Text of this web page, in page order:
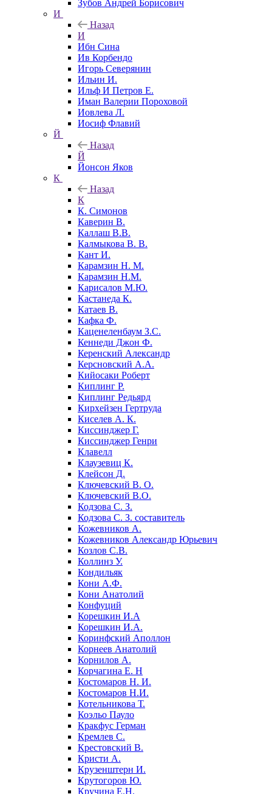
Зубов Андрей Борисович
И
Назад
И
Ибн Сина
Ив Корбендо
Игорь Северянин
Ильин И.
Ильф И Петров Е.
Иман Валерии Пороховой
Иовлева Л.
Иосиф Флавий
Й
Назад
Й
Йонсон Яков
К
Назад
К
К. Симонов
Каверин В.
Каллаш В.В.
Калмыкова В. В.
Кант И.
Карамзин Н. М.
Карамзин Н.М.
Карисалов М.Ю.
Кастанеда К.
Катаев В.
Кафка Ф.
Каценеленбаум З.С.
Кеннеди Джон Ф.
Керенский Александр
Керсновский А.А.
Кийосаки Роберт
Киплинг Р.
Киплинг Редьярд
Кирхейзен Гертруда
Киселев А. К.
Киссинджер Г.
Киссинджер Генри
Клавелл
Клаузевиц К.
Клейсон Д.
Ключевский В. О.
Ключевский В.О.
Кодзова С. З.
Кодзова С. З. составитель
Кожевников А.
Кожевников Александр Юрьевич
Козлов С.В.
Коллинз У.
Кондильяк
Кони А.Ф.
Кони Анатолий
Конфуций
Корешкин И.А
Корешкин И.А.
Коринфский Аполлон
Корнеев Анатолий
Корнилов А.
Корчагина Е. Н
Костомаров Н. И.
Костомаров Н.И.
Котельникова Т.
Коэльо Пауло
Кракфус Герман
Кремлев С.
Крестовский В.
Кристи А.
Крузенштерн И.
Крутогоров Ю.
Кручина Е.Н.